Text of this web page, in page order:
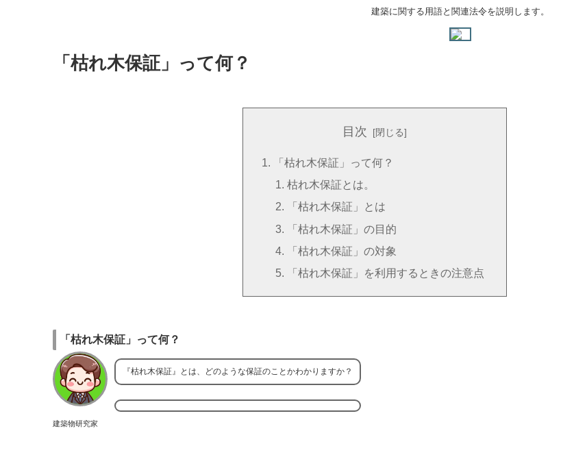
建築に関する用語と関連法令を説明します。
「枯れ木保証」って何？
目次
「枯れ木保証」って何？
枯れ木保証とは。
「枯れ木保証」とは
「枯れ木保証」の目的
「枯れ木保証」の対象
「枯れ木保証」を利用するときの注意点
「枯れ木保証」って何？
建築物研究家
『枯れ木保証』とは、どのような保証のことかわかりますか？